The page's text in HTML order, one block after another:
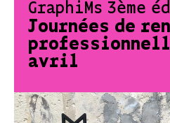
GraphiMs 3ème
Journées de
avril